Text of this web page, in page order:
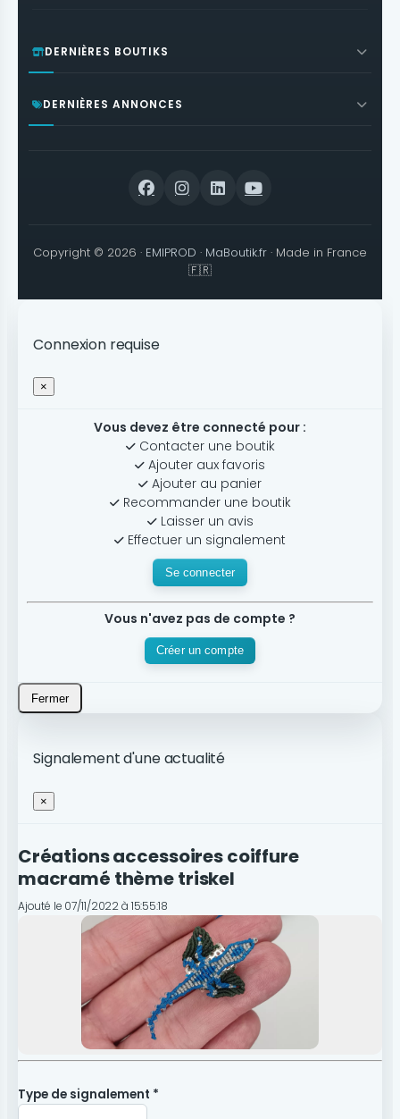
DERNIÈRES BOUTIKS
DERNIÈRES ANNONCES
Copyright © 2026 · EMIPROD · MaBoutik.fr · Made in France
🇫🇷
Connexion requise
×
Vous devez être connecté pour :
Contacter une boutik
Ajouter aux favoris
Ajouter au panier
Recommander une boutik
Laisser un avis
Effectuer un signalement
Se connecter
Vous n'avez pas de compte ?
Créer un compte
Fermer
Signalement d'une actualité
×
Créations accessoires coiffure
macramé thème triskel
Ajouté le 07/11/2022 à 15:55:18
Type de signalement *